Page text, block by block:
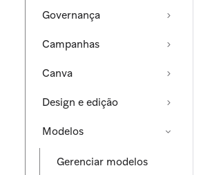
Governança
Campanhas
Canva
Design e edição
Modelos
Gerenciar modelos